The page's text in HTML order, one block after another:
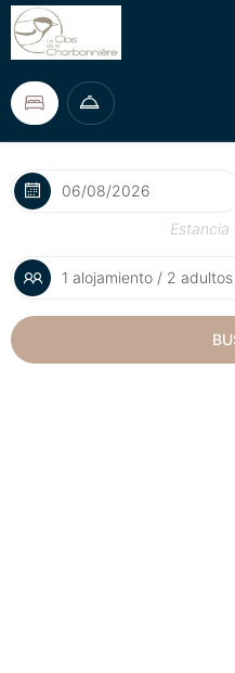
1 alojamiento / 2 adultos